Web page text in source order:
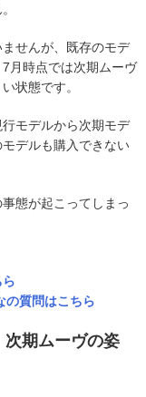
せんが、既存のモデ
月時点では次期ムーヴ
状態です。
モデルから次期モデ
デルも購入できない
態が起こってしまっ
の質問はこちら
期ムーヴの姿